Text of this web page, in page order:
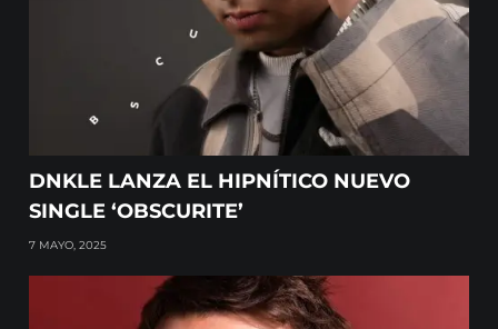
DNKLE LANZA EL HIPNÍTICO NUEVO
SINGLE ‘OBSCURITE’
7 MAYO, 2025